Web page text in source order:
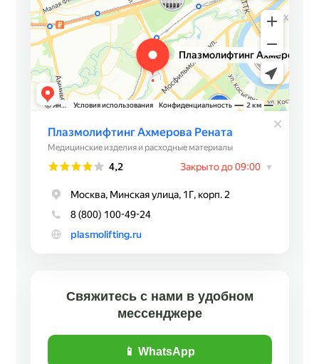
Свяжитесь с нами в удобном
мессенджере
📱 WhatsApp